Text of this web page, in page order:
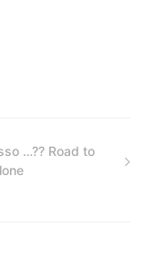
…?? Road to